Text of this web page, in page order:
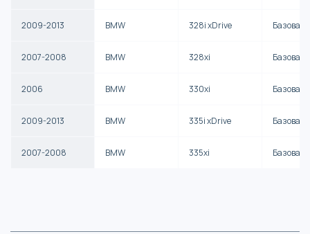
2009-2013 BMW 328i xDrive Базовая
2007-2008 BMW 328xi Базовая
2006 BMW 330xi Базовая
2009-2013 BMW 335i xDrive Базовая
2007-2008 BMW 335xi Базовая